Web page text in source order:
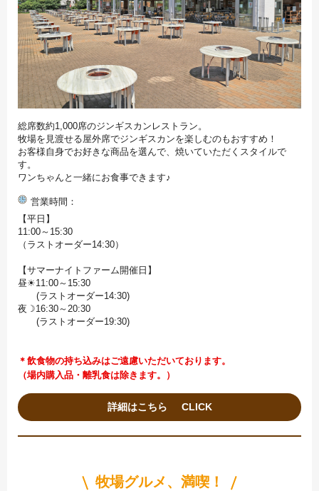
総席数約1,000席のジンギスカンレストラン。
牧場を見渡せる屋外席でジンギスカンを楽しむのもおすすめ！
お客様自身でお好きな商品を選んで、焼いていただくスタイルで
す。
ワンちゃんと一緒にお食事できます♪
営業時間
【平日】
11:00～15:30
（ラストオーダー14:30）
【サマーナイトファーム開催日】
昼☀11:00～15:30
(ラストオーダー14:30)
夜☽16:30～20:30
(ラストオーダー19:30)
＊飲食物の持ち込みはご遠慮いただいております。
（場内購入品・離乳食は除きます。）
詳細はこちら
牧場グルメ、満喫！